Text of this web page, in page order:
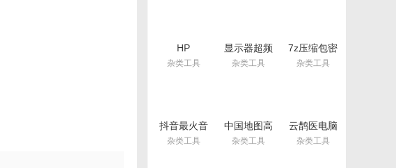
HP
LaserJet
M1005扫描
杂类工具
显示器超频
软件
CRU(显示
杂类工具
7z压缩包密
码破译工具
(忘记压缩包
杂类工具
抖音最火音
乐打包最新
版
杂类工具
中国地图高
清版大图版
免费版
杂类工具
云鹊医电脑
版(云鹊医官
方PC客户
杂类工具